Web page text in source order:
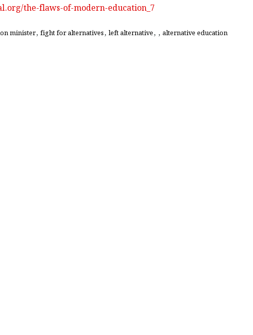
the-flaws-of-modern-education_7
minister, fight for alternatives, left alternative, , alternative education